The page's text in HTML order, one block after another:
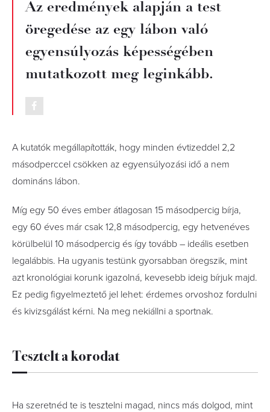
Az eredmények alapján a test
öregedése az egy lábon való
egyensúlyozás képességében
mutatkozott meg leginkább.
A kutatók megállapították, hogy minden évtizeddel 2,2
másodperccel csökken az egyensúlyozási idő a nem
domináns lábon.
Míg egy 50 éves ember átlagosan 15 másodpercig bírja,
egy 60 éves már csak 12,8 másodpercig, egy hetvenéves
körülbelül 10 másodpercig és így tovább – ideális esetben
legalábbis. Ha ugyanis testünk gyorsabban öregszik, mint
azt kronológiai korunk igazolná, kevesebb ideig bírjuk majd.
Ez pedig figyelmeztető jel lehet: érdemes orvoshoz fordulni
és kivizsgálást kérni. Na meg nekiállni a sportnak.
Tesztelt a korodat
Ha szeretnéd te is tesztelni magad, nincs más dolgod, mint